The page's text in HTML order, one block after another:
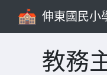
伸東國民小
教務